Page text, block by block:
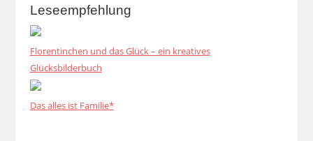
Leseempfehlung
Florentinchen und das Glück – ein kreatives
Glücksbilderbuch
Das alles ist Familie*